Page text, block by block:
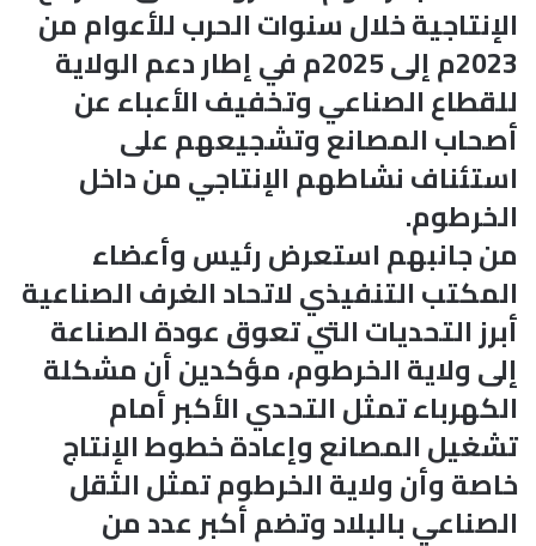
الإنتاجية خلال سنوات الحرب للأعوام من
2023م إلى 2025م في إطار دعم الولاية
للقطاع الصناعي وتخفيف الأعباء عن
أصحاب المصانع وتشجيعهم على
استئناف نشاطهم الإنتاجي من داخل
الخرطوم.
من جانبهم استعرض رئيس وأعضاء
المكتب التنفيذي لاتحاد الغرف الصناعية
أبرز التحديات التي تعوق عودة الصناعة
إلى ولاية الخرطوم، مؤكدين أن مشكلة
الكهرباء تمثل التحدي الأكبر أمام
تشغيل المصانع وإعادة خطوط الإنتاج
خاصة وأن ولاية الخرطوم تمثل الثقل
الصناعي بالبلاد وتضم أكبر عدد من